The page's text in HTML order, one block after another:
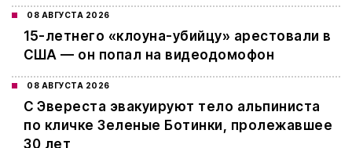
08 АВГУСТА 2026
15-летнего «клоуна-убийцу» арестовали в
США — он попал на видеодомофон
08 АВГУСТА 2026
С Эвереста эвакуируют тело альпиниста
по кличке Зеленые Ботинки, пролежавшее
30 лет